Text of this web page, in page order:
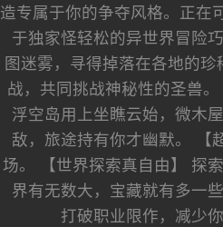
造专属于你的争夺风格。正在
于独家怪轻松的异世界冒险
图迷雾，寻得掉落在各地的
战，共同挑战神秘性的圣兽
浮空岛用上坐瞧云始，微木
敌，旅途持有你才幽默。 【
场。 【世界探索真自由】 探
界有无数大，宝藏就有多一
打破职业限作，减少